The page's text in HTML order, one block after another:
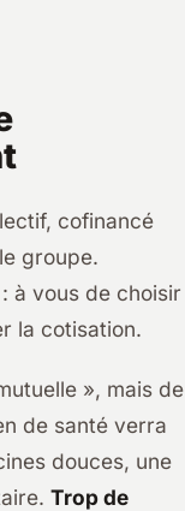
cofinancé
groupe.
: à vous de choisir
la cotisation.
», mais de
de santé verra
douces, une
Trop de